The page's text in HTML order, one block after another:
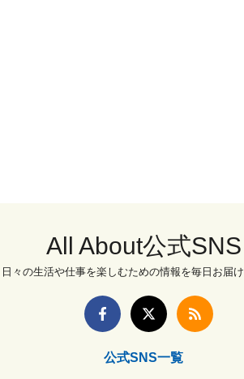
All About公式SNS
日々の生活や仕事を楽しむための情報を毎日お届け
公式SNS一覧